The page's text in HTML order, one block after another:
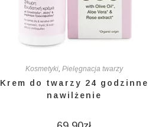
Kosmetyki, Pielęgnacja twarzy
Krem do twarzy 24 godzinne
nawilżenie